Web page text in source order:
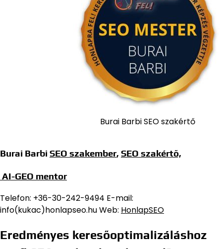
Burai Barbi SEO szakértő
Burai Barbi SEO szakember, SEO szakértő,
AI-GEO mentor
Telefon: +36-30-242-9494 E-mail:
info(kukac)honlapseo.hu Web: HonlapSEO
Eredményes keresőoptimalizáláshoz